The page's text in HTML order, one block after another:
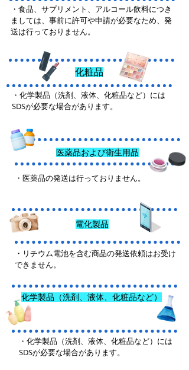
・食品、サプリメント、アルコール飲料につき
ましては、事前に許可や申請が必要なため、発
送は行っておりません。
化粧品
・化学製品（洗剤、液体、化粧品など）には
SDSが必要な場合があります。
医薬品および衛生用品
・医薬品の発送は行っておりません。
電化製品
・リチウム電池を含む商品の発送依頼はお受け
できません。
化学製品（洗剤、液体、化粧品など）
・化学製品（洗剤、液体、化粧品など）には
SDSが必要な場合があります。